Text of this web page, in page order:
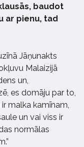
baudot
ar pienu, tad
Jāņunakts
Malaizijā
un,
es domāju par to,
malka kamīnam,
un vai viss ir
normālas